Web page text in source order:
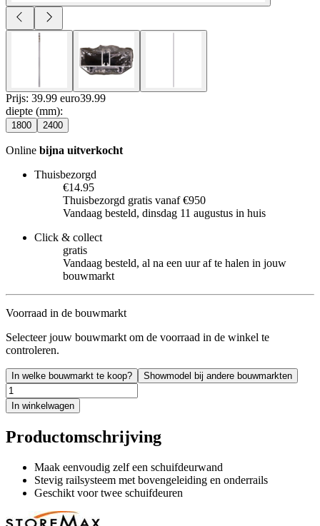
Prijs: 39.99 euro39.99
diepte (mm):
1800 2400
Online bijna uitverkocht
Thuisbezorgd
€14.95
Thuisbezorgd gratis vanaf €950
Vandaag besteld, dinsdag 11 augustus in huis
Click & collect
gratis
Vandaag besteld, al na een uur af te halen in jouw
bouwmarkt
Voorraad in de bouwmarkt
Selecteer jouw bouwmarkt om de voorraad in de winkel te
controleren.
In welke bouwmarkt te koop? Showmodel bij andere bouwmarkten
In winkelwagen
Productomschrijving
Maak eenvoudig zelf een schuifdeurwand
Stevig railsysteem met bovengeleiding en onderrails
Geschikt voor twee schuifdeuren